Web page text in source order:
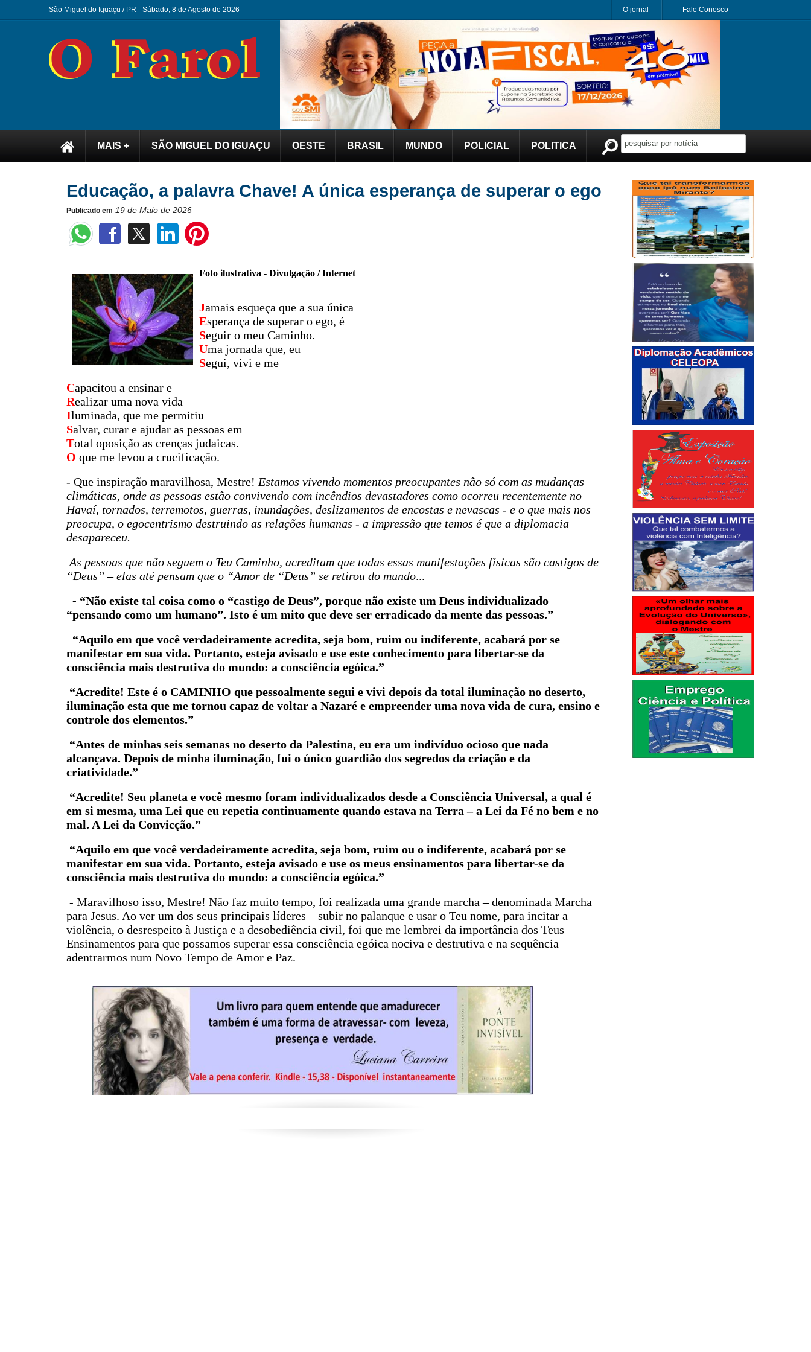
São Miguel do Iguaçu / PR - Sábado, 8 de Agosto de 2026 O jornal Fale Conosco
MAIS + SÃO MIGUEL DO IGUAÇU OESTE BRASIL MUNDO POLICIAL POLITICA
Educação, a palavra Chave! A única esperança de superar o ego
Publicado em 19 de Maio de 2026
Foto ilustrativa - Divulgação / Internet
Jamais esqueça que a sua única
Esperança de superar o ego, é
Seguir o meu Caminho.
Uma jornada que, eu
Segui, vivi e me
Capacitou a ensinar e
Realizar uma nova vida
Iluminada, que me permitiu
Salvar, curar e ajudar as pessoas em
Total oposição as crenças judaicas.
O que me levou a crucificação.
- Que inspiração maravilhosa, Mestre! Estamos vivendo momentos preocupantes não só com as mudanças
climáticas, onde as pessoas estão convivendo com incêndios devastadores como ocorreu recentemente no
Havaí, tornados, terremotos, guerras, inundações, deslizamentos de encostas e nevascas - e o que mais nos
preocupa, o egocentrismo destruindo as relações humanas - a impressão que temos é que a diplomacia
desapareceu.
As pessoas que não seguem o Teu Caminho, acreditam que todas essas manifestações físicas são castigos de
“Deus” – elas até pensam que o “Amor de “Deus” se retirou do mundo...
- “Não existe tal coisa como o “castigo de Deus”, porque não existe um Deus individualizado
“pensando como um humano”. Isto é um mito que deve ser erradicado da mente das pessoas.”
“Aquilo em que você verdadeiramente acredita, seja bom, ruim ou indiferente, acabará por se
manifestar em sua vida. Portanto, esteja avisado e use este conhecimento para libertar-se da
consciência mais destrutiva do mundo: a consciência egóica.”
“Acredite! Este é o CAMINHO que pessoalmente segui e vivi depois da total iluminação no deserto,
iluminação esta que me tornou capaz de voltar a Nazaré e empreender uma nova vida de cura, ensino e
controle dos elementos.”
“Antes de minhas seis semanas no deserto da Palestina, eu era um indivíduo ocioso que nada
alcançava. Depois de minha iluminação, fui o único guardião dos segredos da criação e da
criatividade.”
“Acredite! Seu planeta e você mesmo foram individualizados desde a Consciência Universal, a qual é
em si mesma, uma Lei que eu repetia continuamente quando estava na Terra – a Lei da Fé no bem e no
mal. A Lei da Convicção.”
“Aquilo em que você verdadeiramente acredita, seja bom, ruim ou o indiferente, acabará por se
manifestar em sua vida. Portanto, esteja avisado e use os meus ensinamentos para libertar-se da
consciência mais destrutiva do mundo: a consciência egóica.”
- Maravilhoso isso, Mestre! Não faz muito tempo, foi realizada uma grande marcha – denominada Marcha
para Jesus. Ao ver um dos seus principais líderes – subir no palanque e usar o Teu nome, para incitar a
violência, o desrespeito à Justiça e a desobediência civil, foi que me lembrei da importância dos Teus
Ensinamentos para que possamos superar essa consciência egóica nociva e destrutiva e na sequência
adentrarmos num Novo Tempo de Amor e Paz.